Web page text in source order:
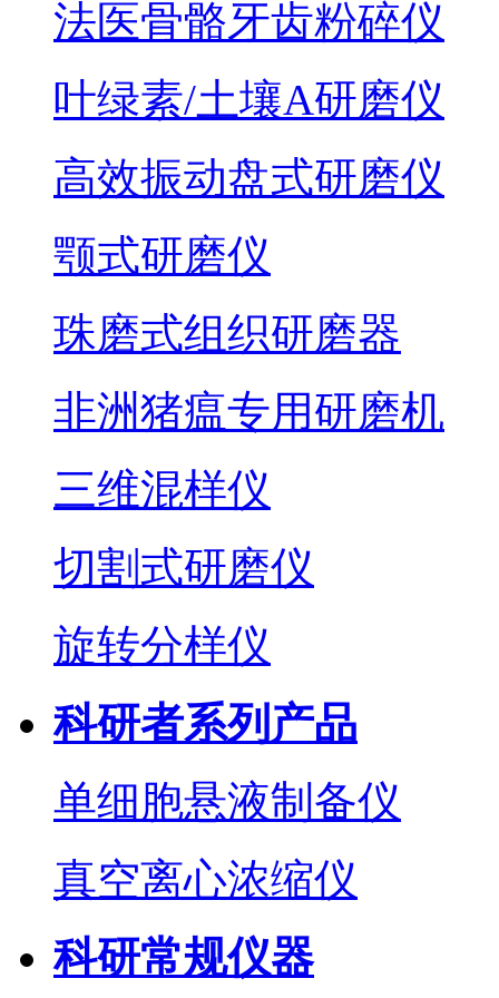
法医骨骼牙齿粉碎仪
叶绿素/土壤A研磨仪
高效振动盘式研磨仪
颚式研磨仪
珠磨式组织研磨器
非洲猪瘟专用研磨机
三维混样仪
切割式研磨仪
旋转分样仪
科研者系列产品
单细胞悬液制备仪
真空离心浓缩仪
科研常规仪器